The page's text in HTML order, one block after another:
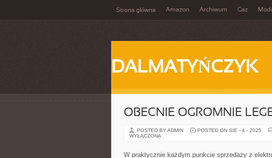
Strona główna Amazon Archiwum Gaz
DALMATYŃCZYK
OBECNIE OGROMNIE
POSTED BY ADMIN POSTED ON SIE - 4 - 2025
WYŁĄCZONA
W praktycznie każdym punkcie sprzedaży z